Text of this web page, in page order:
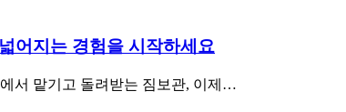
어지는 경험을 시작하세요
서 맡기고 돌려받는 짐보관, 이제…